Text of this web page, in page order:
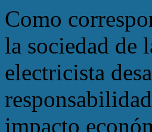
Como
la sociedad de
electricista
impacto